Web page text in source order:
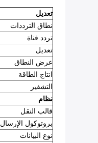
تعديل
نطاق الترددات
تردد قناة
تعديل
عرض النطاق
انتاج الطاقة
التشفير
نظام
قالب النقل
بروتوكول الإرسال
نوع البيانات